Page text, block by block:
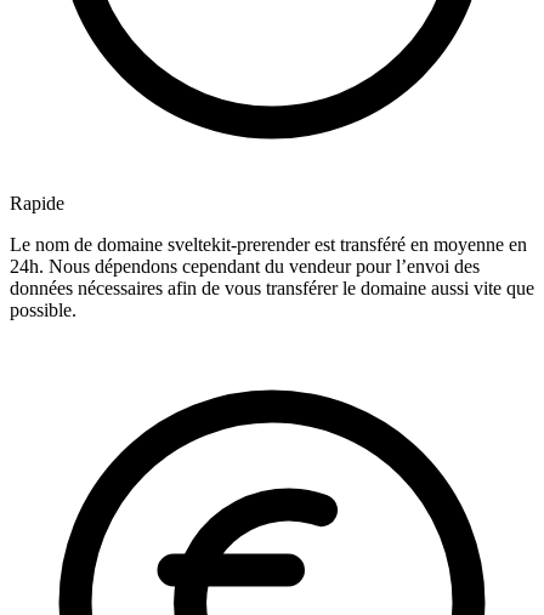
Rapide
Le nom de domaine sveltekit-prerender est transféré en moyenne en
24h. Nous dépendons cependant du vendeur pour l’envoi des
données nécessaires afin de vous transférer le domaine aussi vite que
possible.